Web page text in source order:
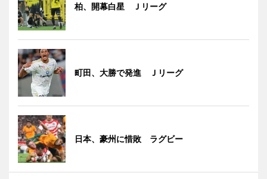
柏、開幕白星 Ｊリーグ
町田、大勝で発進 Ｊリーグ
日本、豪州に惜敗 ラグビー